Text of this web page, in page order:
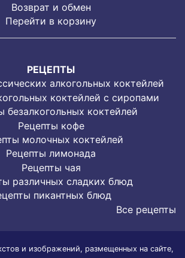
Возврат и обмен
Перейти в корзину
РЕЦЕПТЫ
алкогольных коктейлей
коктейлей с сиропами
безалкогольных коктейлей
Рецепты кофе
молочных коктейлей
Рецепты лимонада
Рецепты чая
различных сладких блюд
пикантных блюд
Все рецепты
и изображений, размещенных на сайте,